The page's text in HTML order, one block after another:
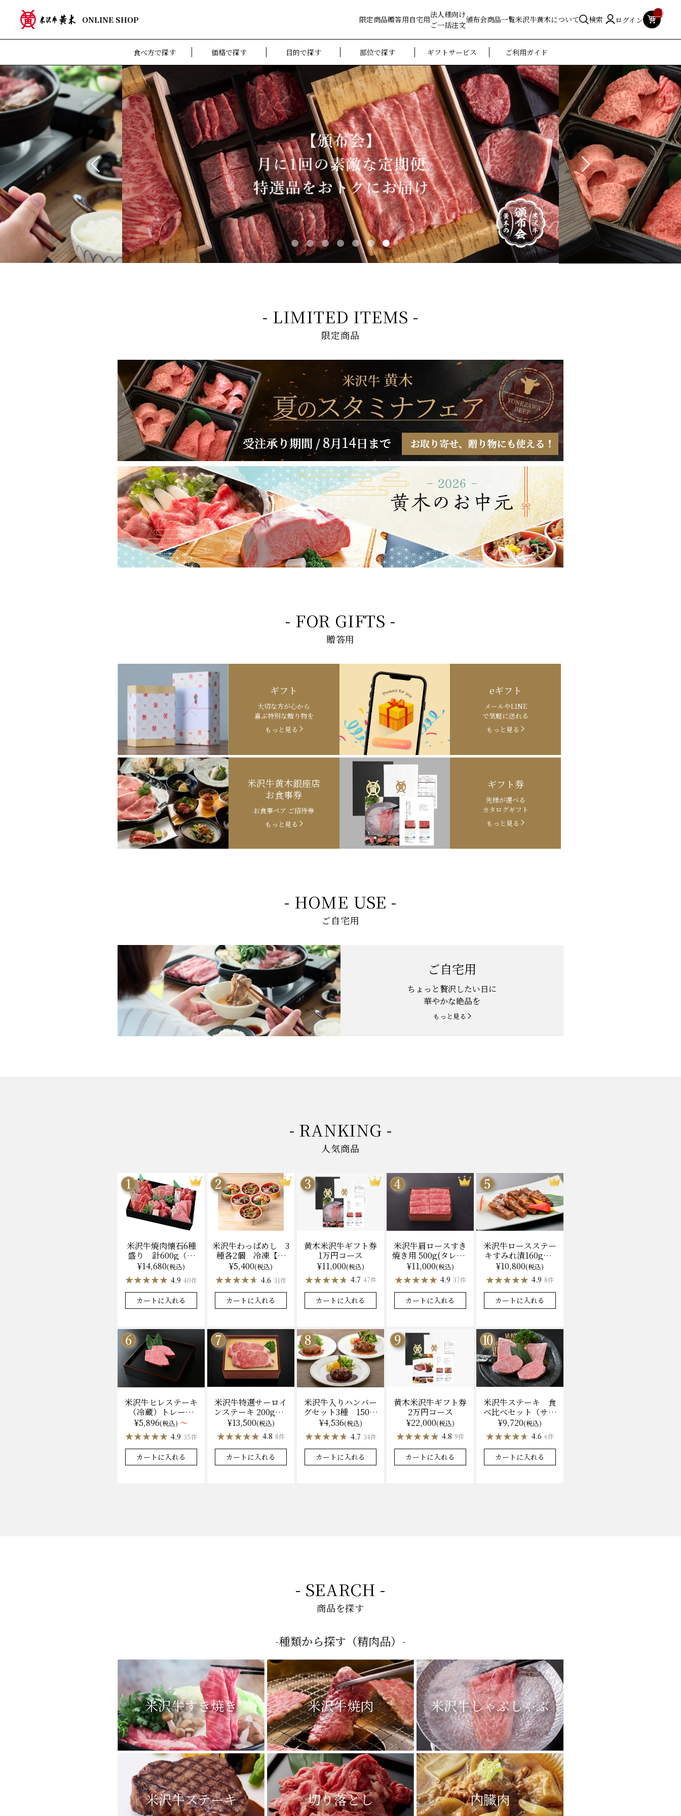
ONLINE SHOP 限定商品贈答用自宅用
法人様向け
ご一括注文
頒布会商品一覧米沢牛黄木について 検索 ログイン
食べ方で探す 価格で探す 目的で探す 部位で探す ギフトサービス ご利用ガイド
- LIMITED ITEMS -
限定商品
- FOR GIFTS -
贈答用
ギフト
大切な方が心から
喜ぶ特別な贈り物を
もっと見る
eギフト
メールやLINE
で気軽に送れる
もっと見る
米沢牛黄木銀座店
お食事券
お食事ペア ご招待券
もっと見る
ギフト券
先様が選べる
カタログギフト
もっと見る
- HOME USE -
ご自宅用
ご自宅用
ちょっと贅沢したい日に
華やかな絶品を
もっと見る
- RANKING -
人気商品
米沢牛焼肉懐石6種
盛り 計600g（冷
凍）送料無料 化粧
箱入
¥14,680(税込)
★★★★★
★★★★★ 4.9 40件
カートに入れる
米沢牛わっぱめし 3
種各2個 冷凍【レ
ンジ調理】化粧箱入
¥5,400(税込)
★★★★★
★★★★★ 4.6 31件
カートに入れる
黄木米沢牛ギフト券
1万円コース
¥11,000(税込)
★★★★★
★★★★★ 4.7 47件
カートに入れる
米沢牛肩ロースすき
焼き用 500g(タレ付)
（冷凍）送料無料
化粧箱入
¥11,000(税込)
★★★★★
★★★★★ 4.9 37件
カートに入れる
米沢牛ロースステー
キすみれ漬160g×3
枚(計480g) 木箱入
味噌酒粕漬け/冷蔵
送料無料
¥10,800(税込)
★★★★★
★★★★★ 4.9 8件
カートに入れる
米沢牛ヒレステーキ
（冷蔵）トレー盛
り 130g×1枚から
量り売り
¥5,896(税込) ～
★★★★★
★★★★★ 4.9 35件
カートに入れる
米沢牛特選サーロイ
ンステーキ 200g×2
枚（冷凍）送料無
料 化粧箱入
¥13,500(税込)
★★★★★
★★★★★ 4.8 8件
カートに入れる
米沢牛入りハンバー
グセット3種 150ｇ
各2 【凍】湯せん
調理 化粧箱入
¥4,536(税込)
★★★★★
★★★★★ 4.7 34件
カートに入れる
黄木米沢牛ギフト券
2万円コース
¥22,000(税込)
★★★★★
★★★★★ 4.8 9件
カートに入れる
米沢牛ステーキ 食
べ比べセット（サー
ロイン100g×2枚、
上モモ100g×2枚）
（冷凍）送料無料
化粧箱入
¥9,720(税込)
★★★★★
★★★★★ 4.6 6件
カートに入れる
- SEARCH -
商品を探す
-種類から探す（精肉品）-
米沢牛すき焼き 米沢牛焼肉 米沢牛しゃぶしゃぶ
米沢牛ステーキ 切り落とし 内臓肉